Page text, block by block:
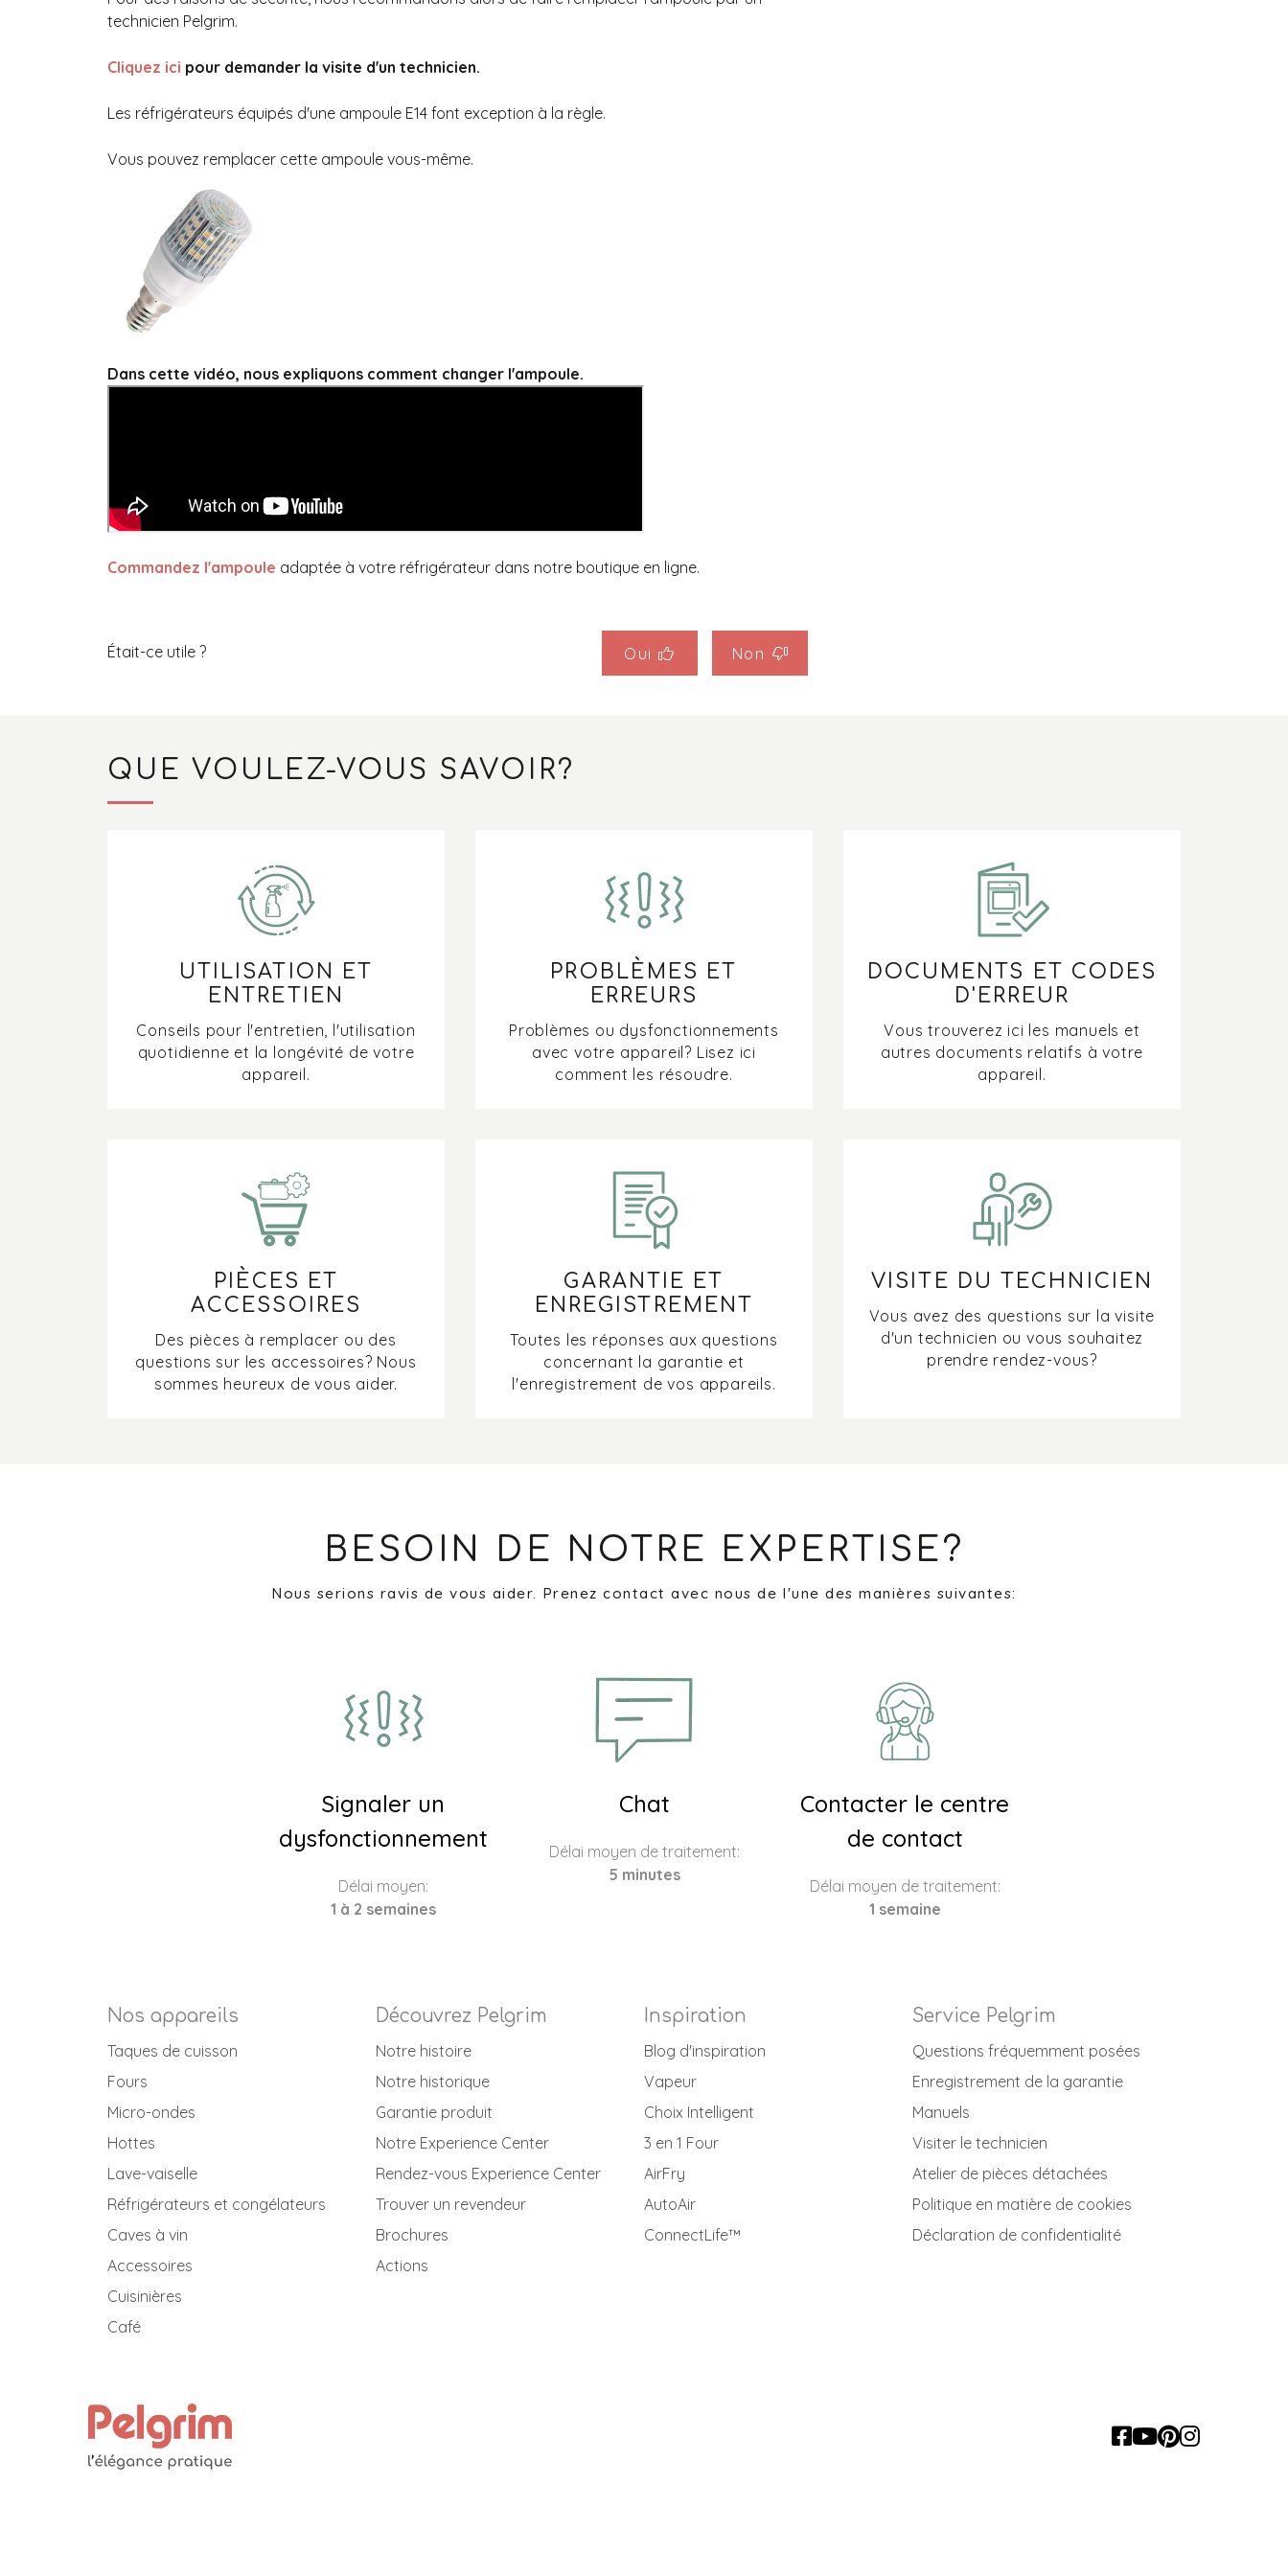
technicien Pelgrim.
Cliquez ici pour demander la visite d'un technicien.
Les réfrigérateurs équipés d'une ampoule E14 font exception à la règle.
Vous pouvez remplacer cette ampoule vous-même.
Dans cette vidéo, nous expliquons comment changer l'ampoule.
Commandez l'ampoule adaptée à votre réfrigérateur dans notre boutique en ligne.
Était-ce utile ? Oui Non
QUE VOULEZ-VOUS SAVOIR?
UTILISATION ET
ENTRETIEN
Conseils pour l'entretien, l'utilisation
quotidienne et la longévité de votre
appareil.
PROBLÈMES ET
ERREURS
Problèmes ou dysfonctionnements
avec votre appareil? Lisez ici
comment les résoudre.
DOCUMENTS ET CODES
D'ERREUR
Vous trouverez ici les manuels et
autres documents relatifs à votre
appareil.
PIÈCES ET
ACCESSOIRES
Des pièces à remplacer ou des
questions sur les accessoires? Nous
sommes heureux de vous aider.
GARANTIE ET
ENREGISTREMENT
Toutes les réponses aux questions
concernant la garantie et
l'enregistrement de vos appareils.
VISITE DU TECHNICIEN
Vous avez des questions sur la visite
d'un technicien ou vous souhaitez
prendre rendez-vous?
BESOIN DE NOTRE EXPERTISE?
Nous serions ravis de vous aider. Prenez contact avec nous de l'une des manières suivantes:
Signaler un
dysfonctionnement
Délai moyen:
1 à 2 semaines
Chat
Délai moyen de traitement:
5 minutes
Contacter le centre
de contact
Délai moyen de traitement:
1 semaine
Nos appareils
Taques de cuisson
Fours
Micro-ondes
Hottes
Lave-vaiselle
Réfrigérateurs et congélateurs
Caves à vin
Accessoires
Cuisinières
Café
Découvrez Pelgrim
Notre histoire
Notre historique
Garantie produit
Notre Experience Center
Rendez-vous Experience Center
Trouver un revendeur
Brochures
Actions
Inspiration
Blog d'inspiration
Vapeur
Choix Intelligent
3 en 1 Four
AirFry
AutoAir
ConnectLife™
Service Pelgrim
Questions fréquemment posées
Enregistrement de la garantie
Manuels
Visiter le technicien
Atelier de pièces détachées
Politique en matière de cookies
Déclaration de confidentialité